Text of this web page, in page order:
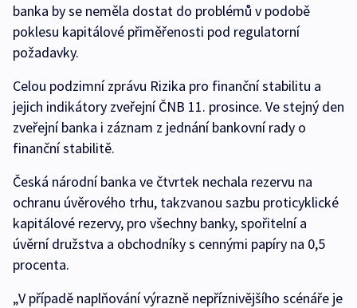
banka by se neměla dostat do problémů v podobě
poklesu kapitálové přiměřenosti pod regulatorní
požadavky.
Celou podzimní zprávu Rizika pro finanční stabilitu a
jejich indikátory zveřejní ČNB 11. prosince. Ve stejný den
zveřejní banka i záznam z jednání bankovní rady o
finanční stabilitě.
Česká národní banka ve čtvrtek nechala rezervu na
ochranu úvěrového trhu, takzvanou sazbu proticyklické
kapitálové rezervy, pro všechny banky, spořitelní a
úvěrní družstva a obchodníky s cennými papíry na 0,5
procenta.
„V případě naplňování výrazně nepříznivějšího scénáře je